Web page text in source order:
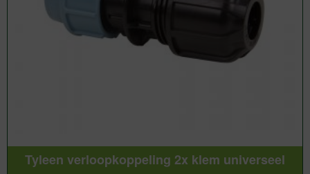
Tyleen verloopkoppeling 2x klem universeel